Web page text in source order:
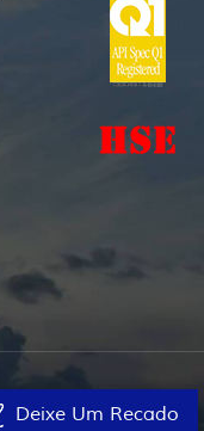
Deixe Um Recado